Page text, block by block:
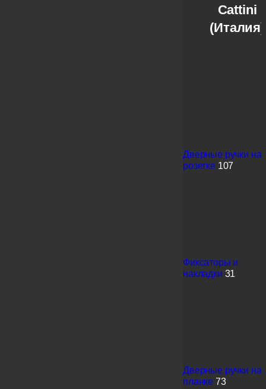
Cattini
(Италия)
Дверные ручки на
розетке 107
Фиксаторы и
накладки 31
Дверные ручки на
планке 73